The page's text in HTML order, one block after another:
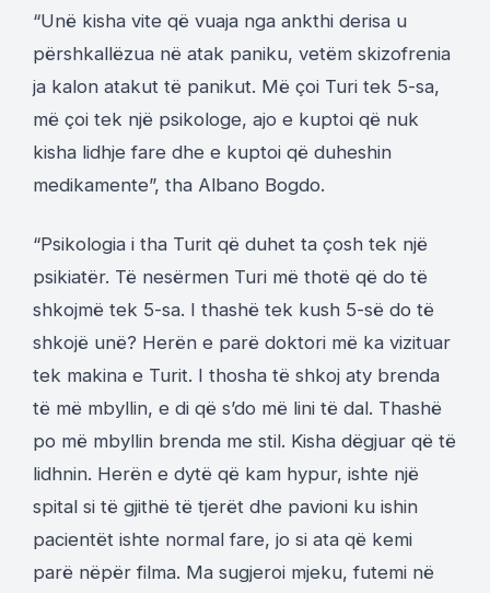
“Unë kisha vite që vuaja nga ankthi derisa u
përshkallëzua në atak paniku, vetëm skizofrenia
ja kalon atakut të panikut. Më çoi Turi tek 5-sa,
më çoi tek një psikologe, ajo e kuptoi që nuk
kisha lidhje fare dhe e kuptoi që duheshin
medikamente”, tha Albano Bogdo.
“Psikologia i tha Turit që duhet ta çosh tek një
psikiatër. Të nesërmen Turi më thotë që do të
shkojmë tek 5-sa. I thashë tek kush 5-së do të
shkojë unë? Herën e parë doktori më ka vizituar
tek makina e Turit. I thosha të shkoj aty brenda
të më mbyllin, e di që s’do më lini të dal. Thashë
po më mbyllin brenda me stil. Kisha dëgjuar që të
lidhnin. Herën e dytë që kam hypur, ishte një
spital si të gjithë të tjerët dhe pavioni ku ishin
pacientët ishte normal fare, jo si ata që kemi
parë nëpër filma. Ma sugjeroi mjeku, futemi në